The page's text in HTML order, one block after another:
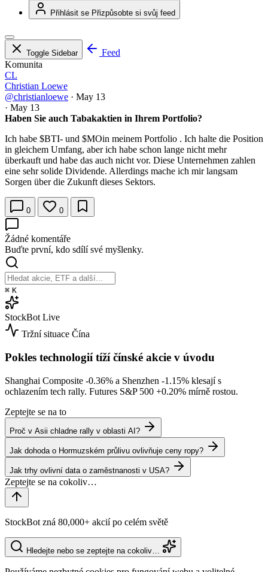
Přihlásit se Přizpůsobte si svůj feed
Toggle Sidebar
Feed
Komunita
CL
Christian Loewe
@christianloewe · May 13
· May 13
Haben Sie auch Tabakaktien in Ihrem Portfolio?
Ich habe $BTI- und $MOin meinem Portfolio . Ich halte die Position
in gleichem Umfang, aber ich habe schon lange nicht mehr
überkauft und habe das auch nicht vor. Diese Unternehmen zahlen
eine sehr solide Dividende. Allerdings mache ich mir langsam
Sorgen über die Zukunft dieses Sektors.
0 0
Žádné komentáře
Buďte první, kdo sdílí své myšlenky.
⌘ K
StockBot Live
Tržní situace Čína
Pokles technologií tíží čínské akcie v úvodu
Shanghai Composite -0.36% a Shenzhen -1.15% klesají s
ochlazením tech rally. Futures S&P 500 +0.20% mírně rostou.
Zeptejte se na to
Proč v Asii chladne rally v oblasti AI?
Jak dohoda o Hormuzském průlivu ovlivňuje ceny ropy?
Jak trhy ovlivní data o zaměstnanosti v USA?
StockBot zná 80,000+ akcií po celém světě
Hledejte nebo se zeptejte na cokoliv…